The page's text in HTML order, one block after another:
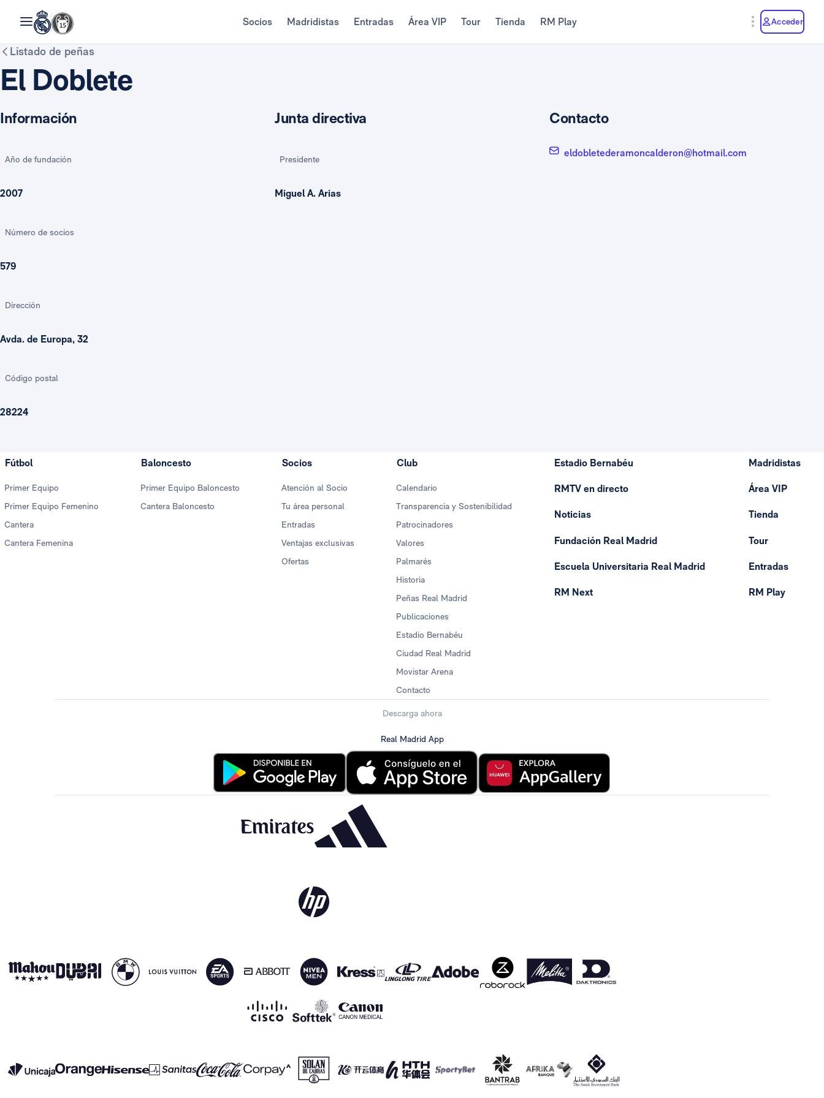
Socios Madridistas Entradas Área VIP Tour Tienda RM Play Acceder
Listado de peñas
El Doblete
Información
Año de fundación
2007
Número de socios
579
Dirección
Avda. de Europa, 32
Código postal
28224
Junta directiva
Presidente
Miguel A. Arias
Contacto
eldobletederamoncalderon@hotmail.com
Fútbol
Primer Equipo
Primer Equipo Femenino
Cantera
Cantera Femenina
Baloncesto
Primer Equipo Baloncesto
Cantera Baloncesto
Socios
Atención al Socio
Tu área personal
Entradas
Ventajas exclusivas
Ofertas
Club
Calendario
Transparencia y Sostenibilidad
Patrocinadores
Valores
Palmarés
Historia
Peñas Real Madrid
Publicaciones
Estadio Bernabéu
Ciudad Real Madrid
Movistar Arena
Contacto
Estadio Bernabéu
RMTV en directo
Noticias
Fundación Real Madrid
Escuela Universitaria Real Madrid
RM Next
Madridistas
Área VIP
Tienda
Tour
Entradas
RM Play
Descarga ahora
Real Madrid App